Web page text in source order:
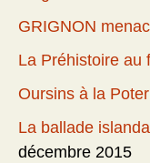
GRIGNON
La Préhistoire au
Oursins à la
La ballade
décembre 2015